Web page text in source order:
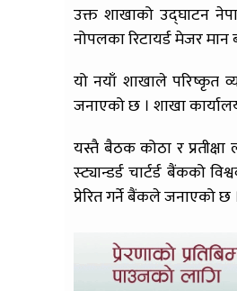
उक्त शाखाको उद्घाटन
नोपलका रिटायर्ड मेजर
यो नयाँ शाखाले परिष्कृत
जनाएको छ । शाखा
यस्तै बैठक कोठा र
स्ट्यान्डर्ड चार्टर्ड बैंकको
प्रेरित गर्ने बैंकले जनाएको छ